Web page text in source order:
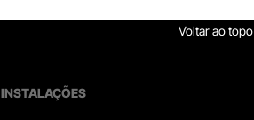
Voltar ao topo
INSTALAÇÕES